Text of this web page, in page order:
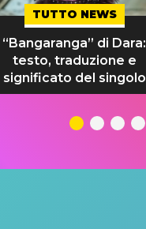
TUTTO NEWS
“Bangaranga” di Dara:
testo, traduzione e
significato del singolo